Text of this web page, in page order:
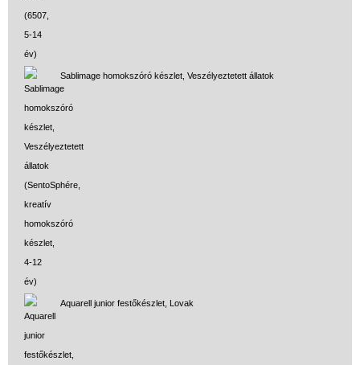
Sablimage homokszóró készlet, Veszélyeztetett állatok
Aquarell junior festőkészlet, Lovak